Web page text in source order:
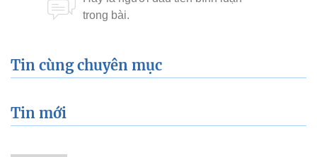
Tin cùng chuyên mục
Tin mới